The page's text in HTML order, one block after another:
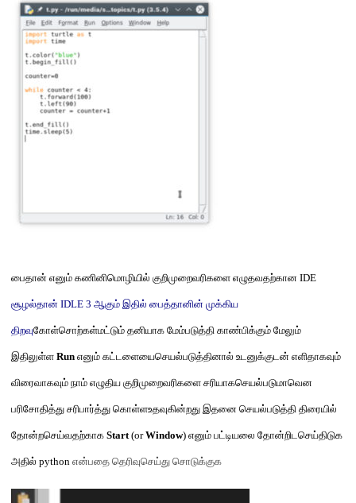
பைதான் எனும் கணினிமொழியில் குறிமுறைவரிகளை எழுதவதற்கான IDE
சூழல்தான் IDLE 3 ஆகும் இதில் பைத்தானின் முக்கிய
திறவுகோள்சொற்கள்மட்டும் தனியாக மேம்படுத்தி காண்பிக்கும் மேலும்
இதிலுள்ள Run எனும் கட்டளையைசெயல்படுத்தினால் உடனுக்குடன் எளிதாகவும்
விரைவாகவும் நாம் எழுதிய குறிமுறைவரிகளை சரியாகசெயல்படுமாவென
பரிசோதித்து சரிபார்த்து கொள்ளஉதவுகின்றது இதனை செயல்படுத்தி திரையில்
தோன்றசெய்வதற்காக Start(orWindow) எனும் பட்டியலை தோன்றிடசெய்திடுக
அதில் python என்பதை தெரிவுசெய்து சொடுக்குக